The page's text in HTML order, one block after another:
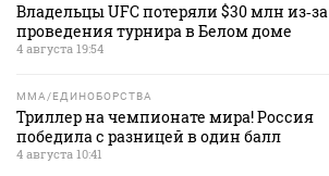
Владельцы UFC потеряли $30 млн из‑за
проведения турнира в Белом доме
4 августа 19:54
MMA/ЕДИНОБОРСТВА
Триллер на чемпионате мира! Россия
победила с разницей в один балл
4 августа 10:41